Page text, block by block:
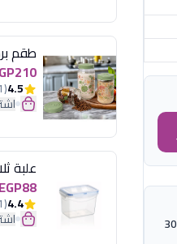
خلال 30
4.5
(1)
EGP88
4.4
(1)